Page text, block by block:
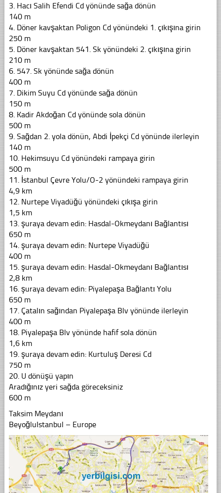
3. Hacı Salih Efendi Cd yönünde sağa dönün
140 m
4. Döner kavşaktan Poligon Cd yönündeki 1. çıkışına girin
250 m
5. Döner kavşaktan 541. Sk yönündeki 2. çıkışına girin
210 m
6. 547. Sk yönünde sağa dönün
400 m
7. Dikim Suyu Cd yönünde sağa dönün
150 m
8. Kadir Akdoğan Cd yönünde sola dönün
500 m
9. Sağdan 2. yola dönün, Abdi İpekçi Cd yönünde ilerleyin
140 m
10. Hekimsuyu Cd yönündeki rampaya girin
500 m
11. İstanbul Çevre Yolu/O-2 yönündeki rampaya girin
4,9 km
12. Nurtepe Viyadüğü yönündeki çıkışa girin
1,5 km
13. şuraya devam edin: Hasdal-Okmeydanı Bağlantısı
650 m
14. şuraya devam edin: Nurtepe Viyadüğü
400 m
15. şuraya devam edin: Hasdal-Okmeydanı Bağlantısı
2,8 km
16. şuraya devam edin: Piyalepaşa Bağlantı Yolu
650 m
17. Çatalın sağından Piyalepaşa Blv yönünde ilerleyin
400 m
18. Piyalepaşa Blv yönünde hafif sola dönün
1,6 km
19. şuraya devam edin: Kurtuluş Deresi Cd
750 m
20. U dönüşü yapın
Aradığınız yeri sağda göreceksiniz
600 m
Taksim Meydanı
BeyoğluIstanbul – Europe